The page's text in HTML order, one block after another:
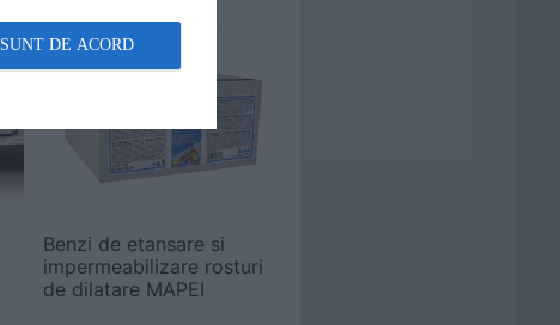
Benzi de etansare si
impermeabilizare rosturi
de dilatare MAPEI
SUNT DE ACORD